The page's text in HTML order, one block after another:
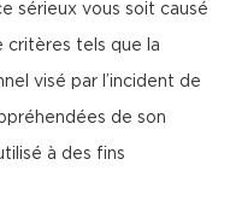
sérieux vous soit causé
tels que la
visé par l’incident de
de son
à des fins